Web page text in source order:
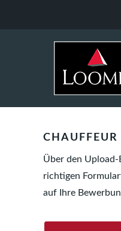
Über den Upload-
richtigen
auf Ihre